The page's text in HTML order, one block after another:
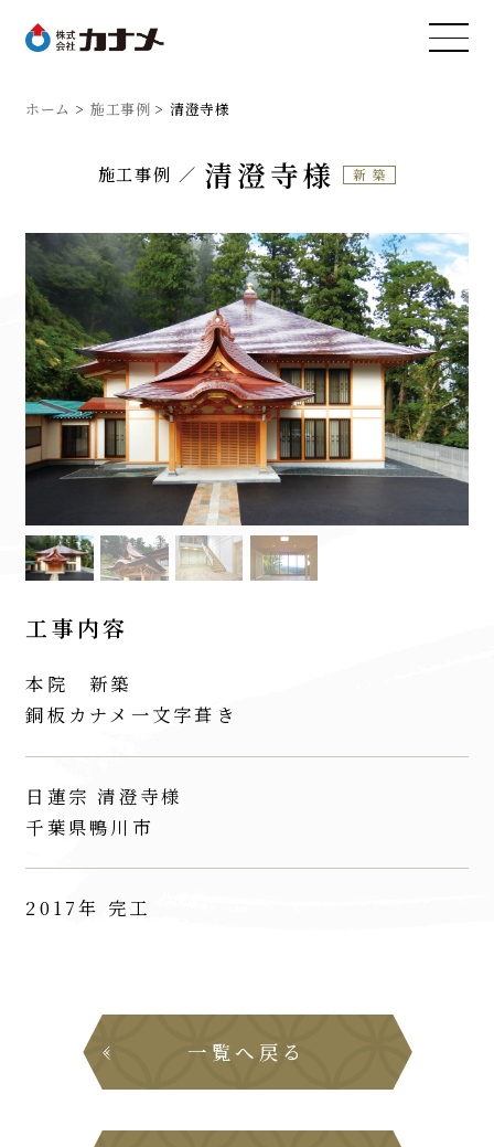
ホーム 施工事例 清澄寺様
施工事例 清澄寺様 新築
工事内容
本院 新築
銅板カナメ一文字葺き
日蓮宗 清澄寺様
千葉県鴨川市
2017年 完工
一覧へ戻る